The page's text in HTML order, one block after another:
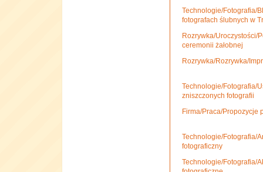
Technologie/Fotografia/
fotografach ślubnych w
Rozrywka/Uroczystości/
ceremonii żałobnej
Rozrywka/Rozrywka/
Technologie/Fotografia/
zniszczonych fotografii
Firma/Praca/Propozycje
Technologie/Fotografia/
fotograficzny
Technologie/Fotografia/